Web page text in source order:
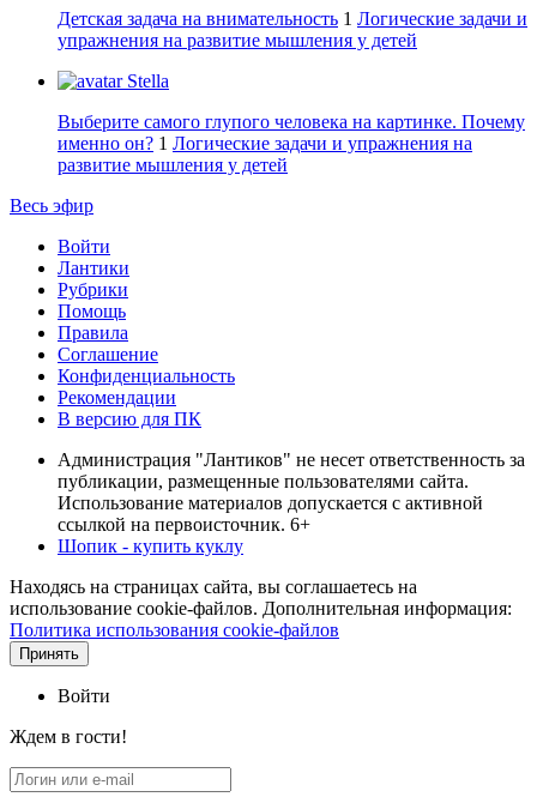
Детская задача на внимательность 1 Логические задачи и
упражнения на развитие мышления у детей
Stella
Выберите самого глупого человека на картинке. Почему
именно он? 1 Логические задачи и упражнения на
развитие мышления у детей
Весь эфир
Войти
Лантики
Рубрики
Помощь
Правила
Соглашение
Конфиденциальность
Рекомендации
В версию для ПК
Администрация "Лантиков" не несет ответственность за
публикации, размещенные пользователями сайта.
Использование материалов допускается с активной
ссылкой на первоисточник. 6+
Шопик - купить куклу
Находясь на страницах сайта, вы соглашаетесь на
использование cookie-файлов. Дополнительная информация:
Политика использования cookie-файлов
Принять
Войти
Ждем в гости!